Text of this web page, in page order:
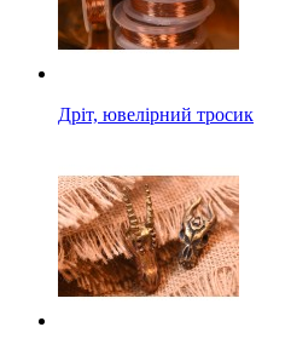
Дріт, ювелірний тросик